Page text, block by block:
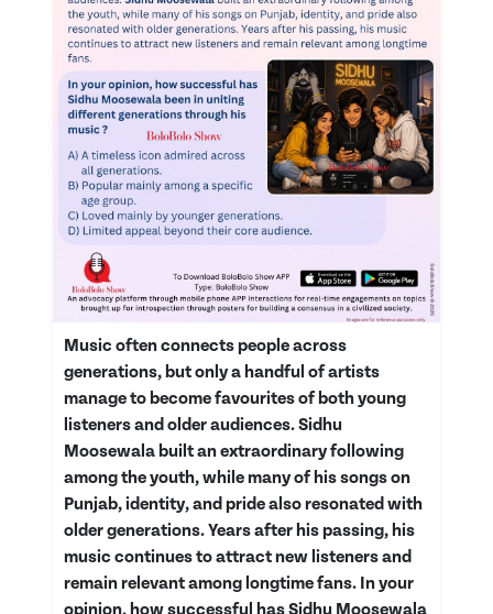
Music often connects people across
generations, but only a handful of artists
manage to become favourites of both young
listeners and older audiences. Sidhu
Moosewala built an extraordinary following
among the youth, while many of his songs on
Punjab, identity, and pride also resonated with
older generations. Years after his passing, his
music continues to attract new listeners and
remain relevant among longtime fans. In your